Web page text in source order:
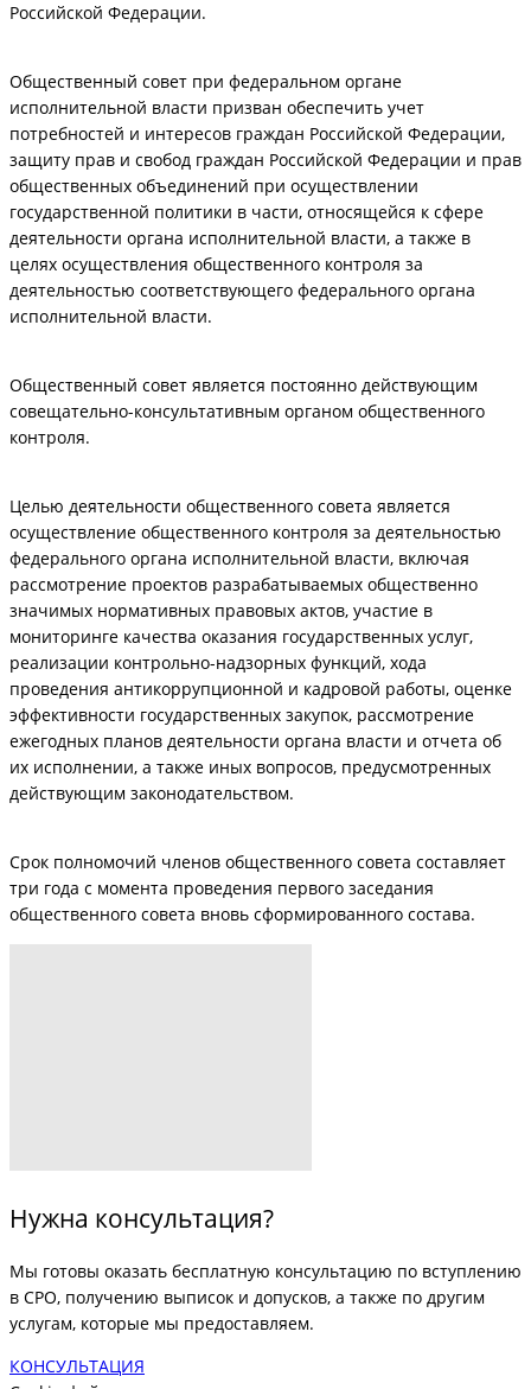
Российской Федерации.
Общественный совет при федеральном органе
исполнительной власти призван обеспечить учет
потребностей и интересов граждан Российской Федерации,
защиту прав и свобод граждан Российской Федерации и прав
общественных объединений при осуществлении
государственной политики в части, относящейся к сфере
деятельности органа исполнительной власти, а также в
целях осуществления общественного контроля за
деятельностью соответствующего федерального органа
исполнительной власти.
Общественный совет является постоянно действующим
совещательно-консультативным органом общественного
контроля.
Целью деятельности общественного совета является
осуществление общественного контроля за деятельностью
федерального органа исполнительной власти, включая
рассмотрение проектов разрабатываемых общественно
значимых нормативных правовых актов, участие в
мониторинге качества оказания государственных услуг,
реализации контрольно-надзорных функций, хода
проведения антикоррупционной и кадровой работы, оценке
эффективности государственных закупок, рассмотрение
ежегодных планов деятельности органа власти и отчета об
их исполнении, а также иных вопросов, предусмотренных
действующим законодательством.
Срок полномочий членов общественного совета составляет
три года с момента проведения первого заседания
общественного совета вновь сформированного состава.
Нужна консультация?
Мы готовы оказать бесплатную консультацию по вступлению
в СРО, получению выписок и допусков, а также по другим
услугам, которые мы предоставляем.
КОНСУЛЬТАЦИЯ